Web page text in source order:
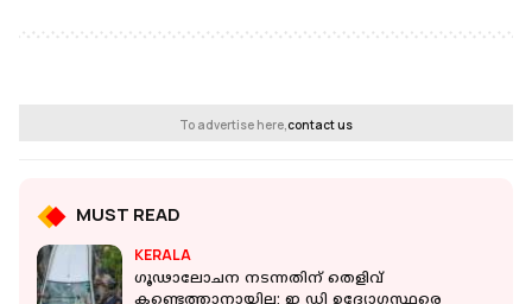
To advertise here,contact us
MUST READ
KERALA
ഗൂഢാലോചന നടന്നതിന് തെളിവ്